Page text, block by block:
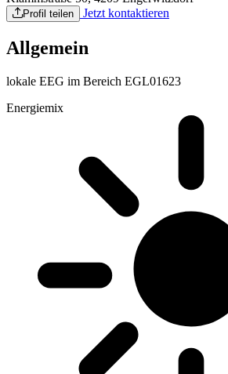
Profil teilen Jetzt kontaktieren
Allgemein
lokale EEG im Bereich EGL01623
Energiemix